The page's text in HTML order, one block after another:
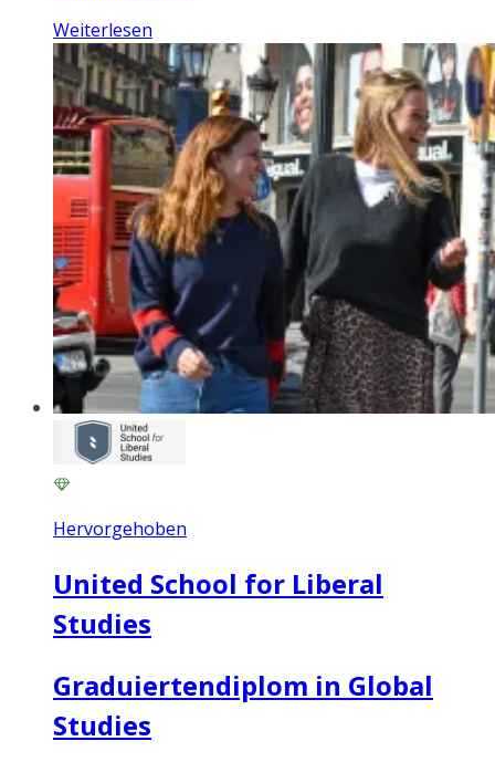
Weiterlesen
Hervorgehoben
United School for Liberal
Studies
Graduiertendiplom in Global
Studies